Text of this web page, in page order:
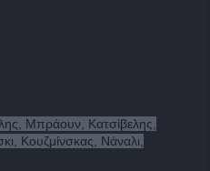
Μπράουν, Κατσίβελης,
Κουζμίνσκας, Νάναλι,